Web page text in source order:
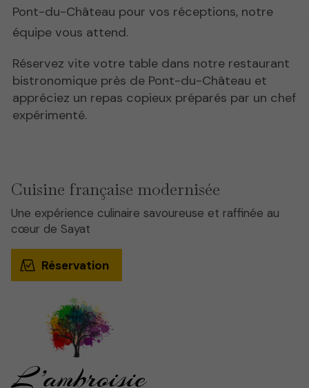
Pont-du-Château pour vos réceptions, notre
équipe vous attend.
Réservez vite votre table dans notre restaurant
bistronomique près de Pont-du-Château et
appréciez un repas copieux préparés par un chef
expérimenté.
Cuisine française modernisée
Une expérience culinaire savoureuse et raffinée au
cœur de Sayat
Réservation